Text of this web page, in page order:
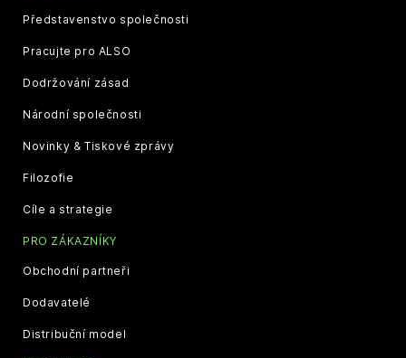
Představenstvo společnosti
Pracujte pro ALSO
Dodržování zásad
Národní společnosti
Novinky & Tiskové zprávy
Filozofie
Cíle a strategie
PRO ZÁKAZNÍKY
Obchodní partneři
Dodavatelé
Distribuční model